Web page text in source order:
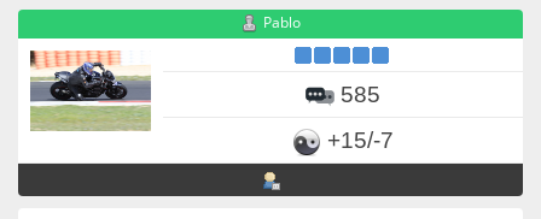
Pablo
585
+15/-7